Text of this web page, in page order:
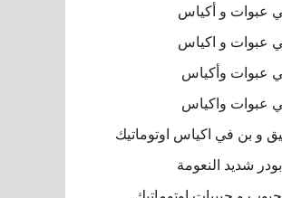
عبوات و أكياس
عبوات و اكياس
عبوات وأكياس
عبوات واكياس
و بن في اكياس اوتوماتيك
شديد النعومة